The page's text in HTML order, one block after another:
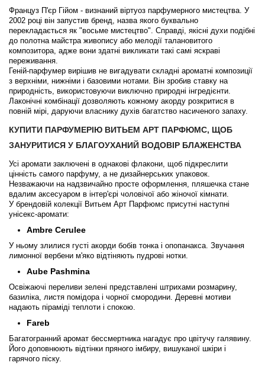
Француз П'єр Гійом - визнаний віртуоз парфумерного мистецтва. У
2002 році він запустив бренд, назва якого буквально
перекладається як "восьме мистецтво". Справді, якісні духи подібні
до полотна майстра живопису або мелодії талановитого
композитора, адже вони здатні викликати такі самі яскраві
переживання.
Геній-парфумер вирішив не вигадувати складні ароматні композиції
з верхніми, нижніми і базовими нотами. Він зробив ставку на
природність, використовуючи виключно природні інгредієнти.
Лаконічні комбінації дозволяють кожному акорду розкритися в
повній мірі, даруючи власнику духів багатство насиченого запаху.
КУПИТИ ПАРФУМЕРІЮ ВИТЬЕМ АРТ ПАРФЮМС, ЩОБ
ЗАНУРИТИСЯ У БЛАГОУХАНИЙ ВОДОВІР БЛАЖЕНСТВА
Усі аромати заключені в однакові флакони, щоб підкреслити
цінність самого парфуму, а не дизайнерських упаковок.
Незважаючи на надзвичайно просте оформлення, пляшечка стане
вдалим аксесуаром в інтер'єрі чоловічої або жіночої кімнати.
У брендовій колекції Витьем Арт Парфюмс присутні наступні
унісекс-аромати:
Ambre Cerulee
У ньому злилися густі акорди бобів тонка і опопанакса. Звучання
лимонної вербени м'яко відтіняють пудрові нотки.
Aube Pashmina
Освіжаючі переливи зелені представлені штрихами розмарину,
базиліка, листя помідора і чорної смородини. Деревні мотиви
надають піраміді теплоти і спокою.
Fareb
Багатогранний аромат бессмертника нагадує про цвітучу галявину.
Його доповнюють відтінки пряного імбиру, вишуканої шкіри і
гарячого піску.
Bottega Profumiera
Bottega Veneta
Boucheron
Brecourt
Brioni
Britney Spears
Brooks Brothers
Bruno Banani
Brut
Burberry
Bvlgari
Byblos